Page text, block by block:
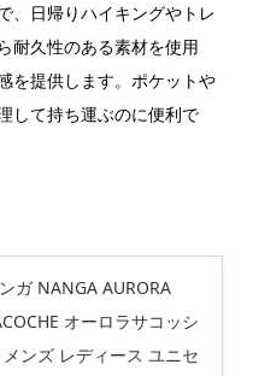
、日帰りハイキングやトレ
耐久性のある素材を使用
を提供します。ポケットや
して持ち運ぶのに便利で
ガ NANGA AURORA
オーロラサコッシ
メンズ レディース ユニセ